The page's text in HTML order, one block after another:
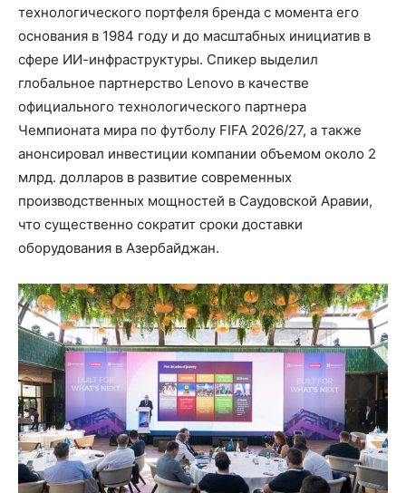
технологического портфеля бренда с момента его
основания в 1984 году и до масштабных инициатив в
сфере ИИ-инфраструктуры. Спикер выделил
глобальное партнерство Lenovo в качестве
официального технологического партнера
Чемпионата мира по футболу FIFA 2026/27, а также
анонсировал инвестиции компании объемом около 2
млрд. долларов в развитие современных
производственных мощностей в Саудовской Аравии,
что существенно сократит сроки доставки
оборудования в Азербайджан.